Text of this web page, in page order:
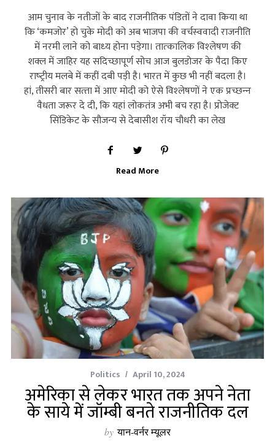
आम चुनाव के नतीजों के बाद राजनीतिक पंडितों ने दावा किया था
कि ‘कमजोर’ हो चुके मोदी को अब भाजपा की वर्चस्‍ववादी राजनीति
में नरमी लाने को बाध्‍य होना पड़ेगा। तात्‍कालिक विश्‍लेषण की
शक्‍ल में जाहिर यह सदिच्‍छापूर्ण सोच आज बुलडोजर के पैदा किए
राष्‍ट्रीय मलबे में कहीं दबी पड़ी है। भारत में कुछ भी नहीं बदला है।
हां, तीसरी बार सत्‍ता में आए मोदी को ऐसे विश्‍लेषणों ने एक प्रच्‍छन्‍न
वैधता जरूर दे दी, कि यहां लोकतंत्र अभी बच रहा है। प्रोजेक्‍ट
सिंडिकेट के सौजन्‍य से देबासीश रॉय चौधरी का लेख
Read More
Politics April 10, 2024
अमेरिका से लेकर भारत तक अपने नेता
के साये में जॉम्बी बनते राजनीतिक दल
by यान-वर्नर म्यूलर